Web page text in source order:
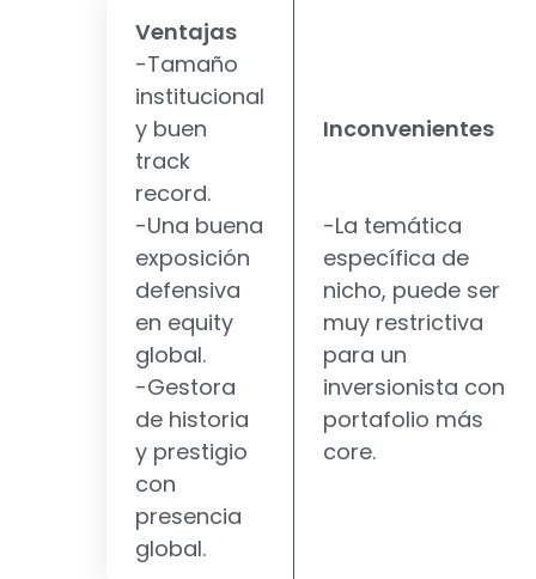
Ventajas
-Tamaño
institucional
y buen
track
record.
-Una buena
exposición
defensiva
en equity
global.
-Gestora
de historia
y prestigio
con
presencia
global.
Inconvenientes
-La temática
específica de
nicho, puede ser
muy restrictiva
para un
inversionista con
portafolio más
core.